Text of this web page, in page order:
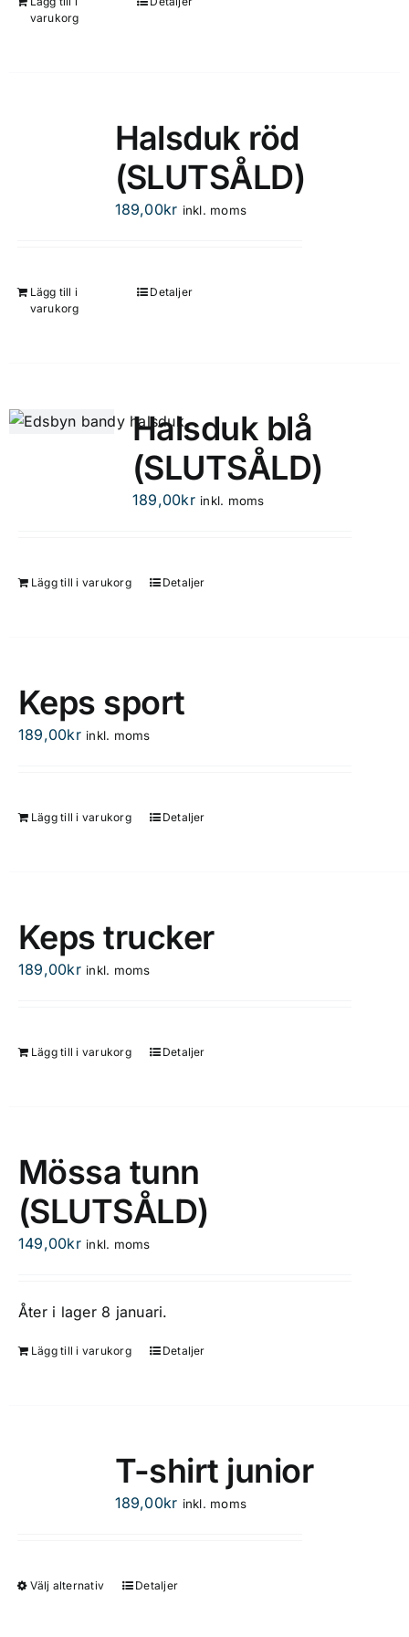
varukorg
Halsduk röd
(SLUTSÅLD)
189,00kr inkl. moms
Lägg till i
varukorg
Detaljer
Halsduk blå
(SLUTSÅLD)
189,00kr inkl. moms
Lägg till i varukorg Detaljer
Keps sport
189,00kr inkl. moms
Lägg till i varukorg Detaljer
Keps trucker
189,00kr inkl. moms
Lägg till i varukorg Detaljer
Mössa tunn
(SLUTSÅLD)
149,00kr inkl. moms
Åter i lager 8 januari.
Lägg till i varukorg Detaljer
T-shirt junior
189,00kr inkl. moms
Välj alternativ
DenDetaljer